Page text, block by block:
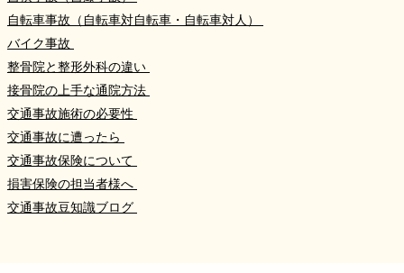
自転車事故（自転車対自転車・自転車対人）
バイク事故
整骨院と整形外科の違い
接骨院の上手な通院方法
交通事故施術の必要性
交通事故に遭ったら
交通事故保険について
損害保険の担当者様へ
交通事故豆知識ブログ